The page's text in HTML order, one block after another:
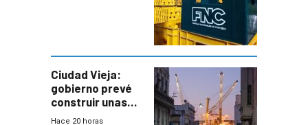
Ciudad Vieja:
gobierno prevé
construir unas
mil viviendas en
Hace 20 horas